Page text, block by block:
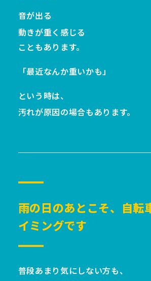
音が出る
動きが重く感じる
こともあります。
「最近なんか重いかも」
という時は、
汚れが原因の場合もあります。
雨の日のあとこそ、自転
イミングです
普段あまり気にしない方も、